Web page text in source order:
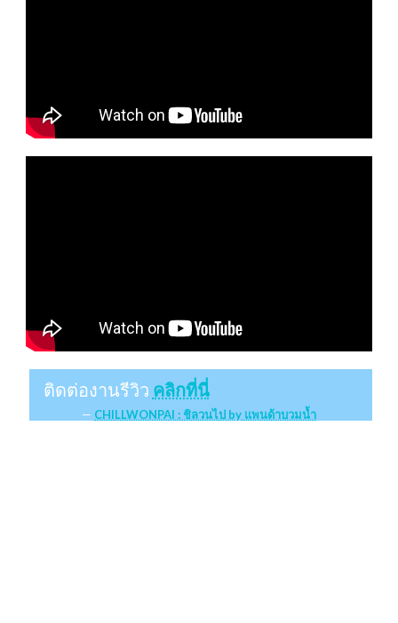
ติดต่องานรีวิว คลิกที่นี่
CHILLWONPAI : ชิลวนไป by แพนด้าบวมน้ำ